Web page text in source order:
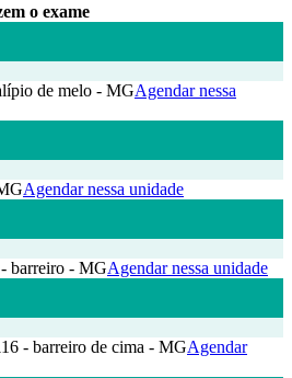
o exame
de melo - MGAgendar nessa
Agendar nessa unidade
barreiro - MGAgendar nessa unidade
- barreiro de cima - MGAgendar